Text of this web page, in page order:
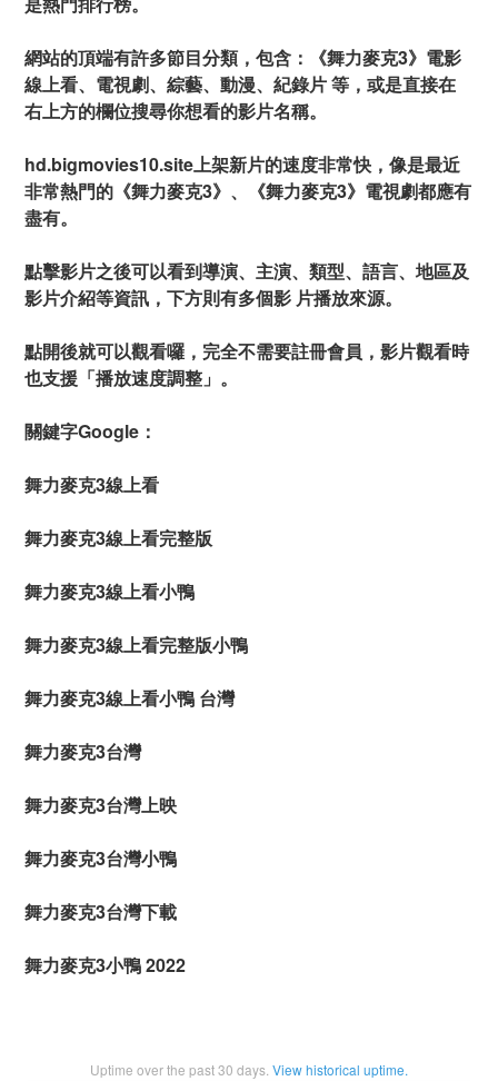
網站的頂端有許多節目分類，包含：《舞力麥克3》電影
線上看、電視劇、綜藝、動漫、紀錄片 等，或是直接在
右上方的欄位搜尋你想看的影片名稱。
hd.bigmovies10.site上架新片的速度非常快，像是最近
非常熱門的《舞力麥克3》、《舞力麥克3》電視劇都應有
盡有。
點擊影片之後可以看到導演、主演、類型、語言、地區及
影片介紹等資訊，下方則有多個影 片播放來源。
點開後就可以觀看囉，完全不需要註冊會員，影片觀看時
也支援「播放速度調整」。
關鍵字Google：
舞力麥克3線上看
舞力麥克3線上看完整版
舞力麥克3線上看小鴨
舞力麥克3線上看完整版小鴨
舞力麥克3線上看小鴨 台灣
舞力麥克3台灣
舞力麥克3台灣上映
舞力麥克3台灣小鴨
舞力麥克3台灣下載
舞力麥克3小鴨 2022
Uptime over the past30 days. View historical uptime.